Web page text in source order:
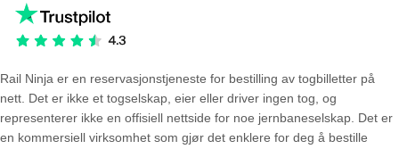
Rail Ninja er en reservasjons­tjeneste for bestilling av togbilletter på
nett. Det er ikke et togselskap, eier eller driver ingen tog, og
representerer ikke en offisiell nettside for noe jernbaneselskap. Det er
en kommersiell virksomhet som gjør det enklere for deg å bestille